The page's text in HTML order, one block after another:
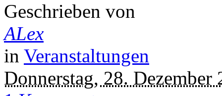
Geschrieben von
ALex
in Veranstaltungen
Donnerstag, 28. Dezember